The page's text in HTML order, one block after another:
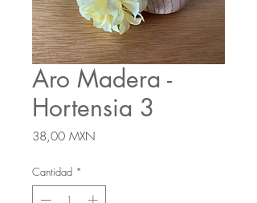
Aro Madera -
Hortensia 3
38,00 MXN
Cantidad *